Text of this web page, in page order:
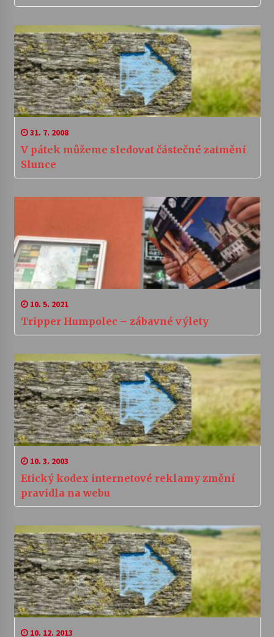
31. 7. 2008
V pátek můžeme sledovat částečné zatmění
Slunce
10. 5. 2021
Tripper Humpolec – zábavné výlety
10. 3. 2003
Etický kodex internetové reklamy změní
pravidla na webu
10. 12. 2013